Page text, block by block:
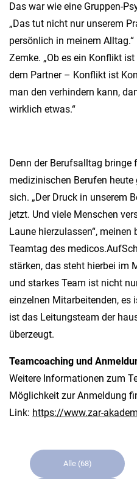
Das war wie eine Gruppen-
„Das tut nicht nur unserem
persönlich in meinem
Zemke. „Ob es ein Konflikt
dem Partner – Konflikt ist
man den verhindern kann,
wirklich etwas.“
Denn der Berufsalltag bringe
medizinischen Berufen
sich. „Der Druck in unserem
jetzt. Und viele Menschen
Laune hierzulassen“, meinen
Teamtag des
stärken, das steht hierbei im
und starkes Team ist nicht
einzelnen Mitarbeitenden, es
ist das Leitungsteam der
überzeugt.
Teamcoaching und
Weitere Informationen zum
Möglichkeit zur Anmeldung
Link: https://www.zar-
Alle (68)